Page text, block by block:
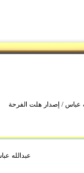
عباس / إصدار هلت الفرحة
عبدالله